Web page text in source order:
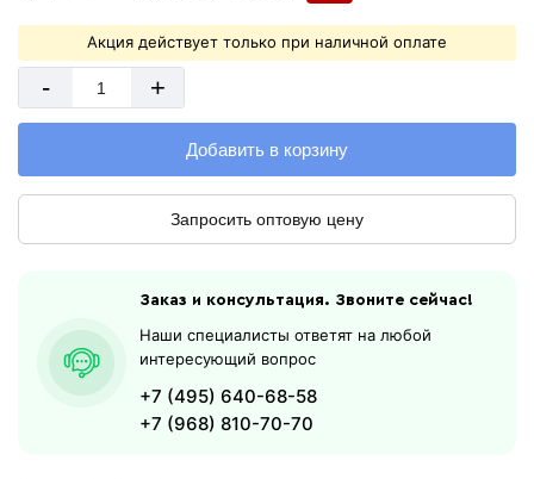
Акция действует только при наличной оплате
- +
Добавить в корзину
Запросить оптовую цену
Заказ и консультация. Звоните сейчас!
Наши специалисты ответят на любой
интересующий вопрос
+7 (495) 640-68-58
+7 (968) 810-70-70